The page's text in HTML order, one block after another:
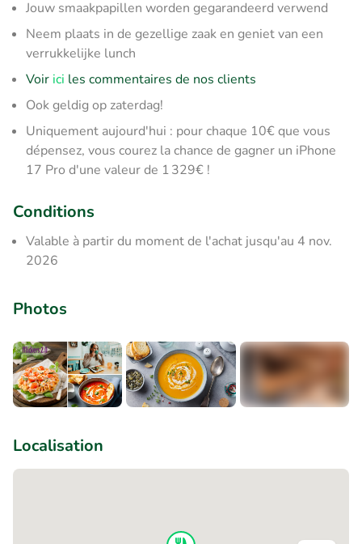
Jouw smaakpapillen worden gegarandeerd verwend
Neem plaats in de gezellige zaak en geniet van een
verrukkelijke lunch
Voir ici les commentaires de nos clients
Ook geldig op zaterdag!
Uniquement aujourd'hui : pour chaque 10€ que vous
dépensez, vous courez la chance de gagner un iPhone
17 Pro d'une valeur de 1 329€ !
Conditions
Valable à partir du moment de l'achat jusqu'au 4 nov.
2026
Photos
Localisation